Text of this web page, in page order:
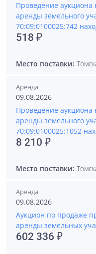
Проведение аукциона
аренды земельного
70:09:0100025:742
518 ₽
Место поставки:
Аренда
09.08.2026
Проведение аукциона
аренды земельного
70:09:0100025:1052
8 210 ₽
Место поставки:
Аренда
09.08.2026
Аукцион по продаже
аренды земельных
602 336 ₽